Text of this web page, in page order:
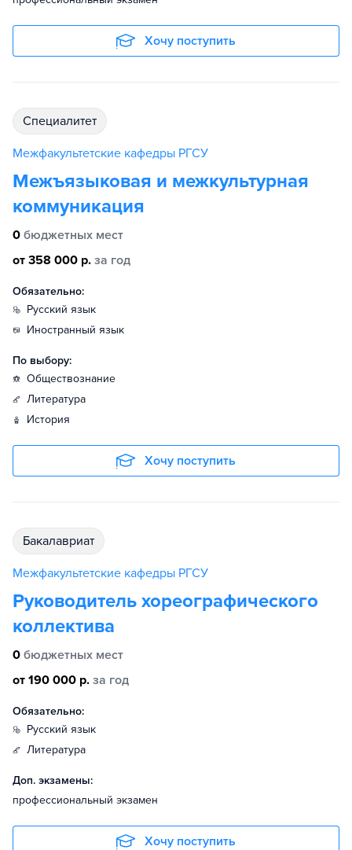
Хочу поступить
специалитет
Межфакультетские кафедры РГСУ
Межъязыковая и межкультурная
коммуникация
0 бюджетных мест
от 358 000 р. за год
Обязательно:
русский язык
иностранный язык
По выбору:
обществознание
литература
история
Хочу поступить
бакалавриат
Межфакультетские кафедры РГСУ
Руководитель хореографического
коллектива
0 бюджетных мест
от 190 000 р. за год
Обязательно:
русский язык
литература
Доп. экзамены:
профессиональный экзамен
Хочу поступить